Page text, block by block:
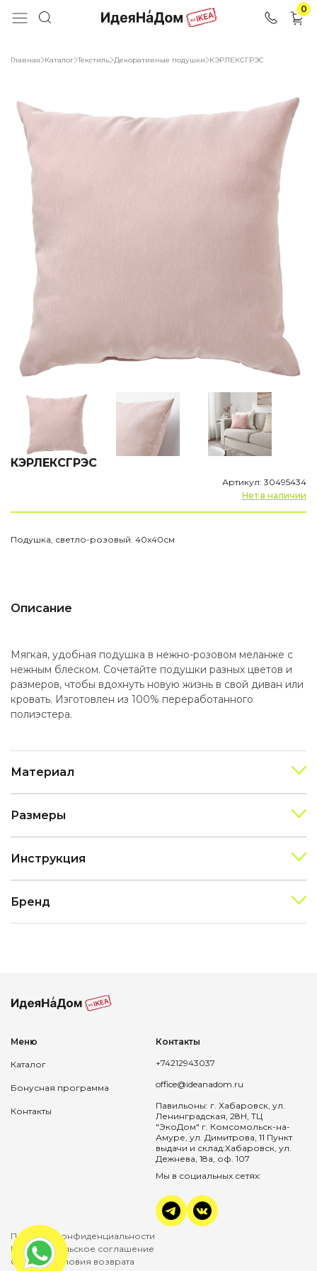
0
Главная Каталог Текстиль Декоративные подушки КЭРЛЕКСГРЭС
КЭРЛЕКСГРЭС
Артикул: 30495434
Нет в наличии
Подушка, светло-розовый. 40x40см
Описание
Мягкая, удобная подушка в нежно-розовом меланже с
нежным блеском. Сочетайте подушки разных цветов и
размеров, чтобы вдохнуть новую жизнь в свой диван или
кровать. Изготовлен из 100% переработанного
полиэстера.
Материал
Размеры
Инструкция
Бренд
Меню
Каталог
Бонусная программа
Контакты
Контакты
+74212943037
office@ideanadom.ru
Павильоны: г. Хабаровск, ул.
Ленинградская, 28Н, ТЦ
"ЭкоДом" г. Комсомольск-на-
Амуре, ул. Димитрова, 11 Пункт
выдачи и склад:Хабаровск, ул.
Дежнева, 18а, оф. 107
Мы в социальных сетях:
Политика конфиденциальности
Пользовательское соглашение
Оплата и условия возврата